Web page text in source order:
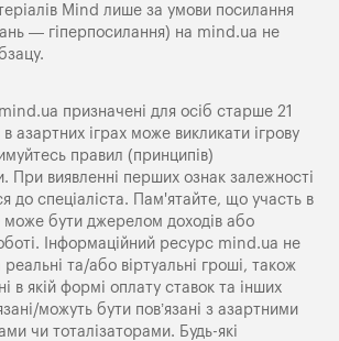
Mind лише за умови посилання
— гіперпосилання) на mind.ua не
призначені для осіб старше 21
азартних іграх може викликати ігрову
правил (принципів)
При виявленні перших ознак залежності
до спеціаліста. Пам'ятайте, що участь в
може бути джерелом доходів або
Інформаційний ресурс mind.ua не
та/або віртуальні гроші, також
в якій формі оплату ставок та інших
можуть бути пов’язані з азартними
чи тоталізаторами. Будь-які